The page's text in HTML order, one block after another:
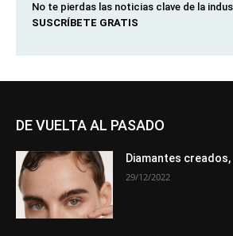
No te pierdas las noticias clave de la
SUSCRÍBETE GRATIS
DE VUELTA AL PASADO
Diamantes
29/12/2022